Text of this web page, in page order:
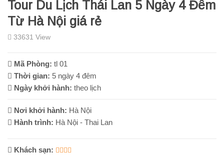
Tour Du Lịch Thái Lan 5 Ngày 4 Đêm
Từ Hà Nội giá rẻ
33631 View
Mã Phòng: tl 01
Thời gian: 5 ngày 4 đêm
Ngày khởi hành: theo lịch
Nơi khởi hành: Hà Nội
Hành trình: Hà Nội - Thai Lan
Khách sạn: